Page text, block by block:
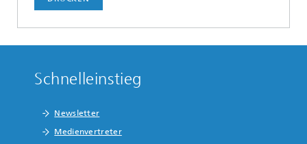
Schnelleinstieg
Newsletter
Medienvertreter